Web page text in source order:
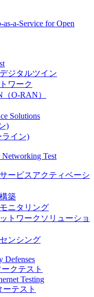
as-a-Service for Open
ジタルツイン
ワーク
O-RAN）
Solutions
)
ライン)
Test
ービスアクティベーシ
築
ニタリング
トワークソリューショ
ンシング
Defenses
クテスト
Testing
ーテスト